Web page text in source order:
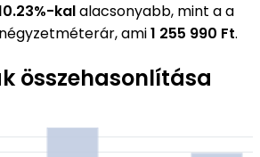
kalalacsonyabb, mint a a
ami1 255 990 Ft.
összehasonlítása